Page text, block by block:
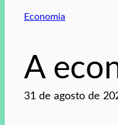
Economia
A
31 de agosto de